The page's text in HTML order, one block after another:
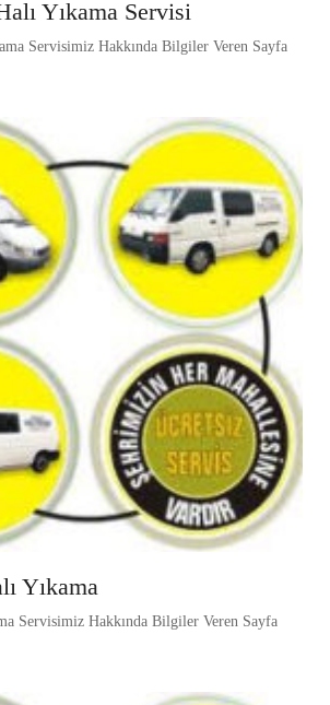
Yıkama Servisi
Servisimiz Hakkında Bilgiler Veren Sayfa
Yıkama
Servisimiz Hakkında Bilgiler Veren Sayfa